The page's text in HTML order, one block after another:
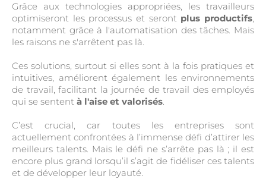
Grâce aux technologies appropriées, les travailleurs
optimiseront les processus et seront plus productifs,
notamment grâce à l'automatisation des tâches. Mais
les raisons ne s'arrêtent pas là.
Ces solutions, surtout si elles sont à la fois pratiques et
intuitives, améliorent également les environnements
de travail, facilitant la journée de travail des employés
qui se sentent à l'aise et valorisés.
C’est crucial, car toutes les entreprises sont
actuellement confrontées à l’immense défi d’attirer les
meilleurs talents. Mais le défi ne s’arrête pas là ; il est
encore plus grand lorsqu’il s’agit de fidéliser ces talents
et de développer leur loyauté.